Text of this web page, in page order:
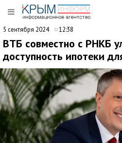
5 сентября 2024 12:38
ВТБ совместно с РНКБ
доступность ипотеки